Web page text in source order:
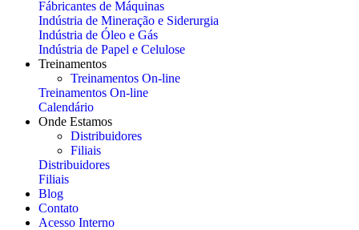
Fábricantes de Máquinas
Indústria de Mineração e Siderurgia
Indústria de Óleo e Gás
Indústria de Papel e Celulose
Treinamentos
Treinamentos On-line
Treinamentos On-line
Calendário
Onde Estamos
Distribuidores
Filiais
Distribuidores
Filiais
Blog
Contato
Acesso Interno